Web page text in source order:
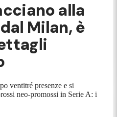
alla
Milan, è
ventitré presenze e si
neo-promossi in Serie A: i